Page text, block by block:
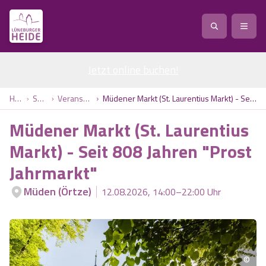
Service
Region / Orte
Karte
Natur
Natur
Naturpark Lüneburger Heide
Erlebnis
Barfußpark Egestorf
Wellness
Stadt
Barriere­freiheits-Einstell­ungen
Anreise Abreise
Ort
Personen Kinder
Suchen
Home Service Veranstaltungen Müdener Markt (St. Laurentius Markt) - Seit 808 Jahren "Prost Jahrmarkt"
Müdener Markt (St. Laurentius
Markt) - Seit 808 Jahren "Prost
Jahrmarkt"
Müden (Örtze) 12.08.2026, 14:00–22:00 Uhr
©